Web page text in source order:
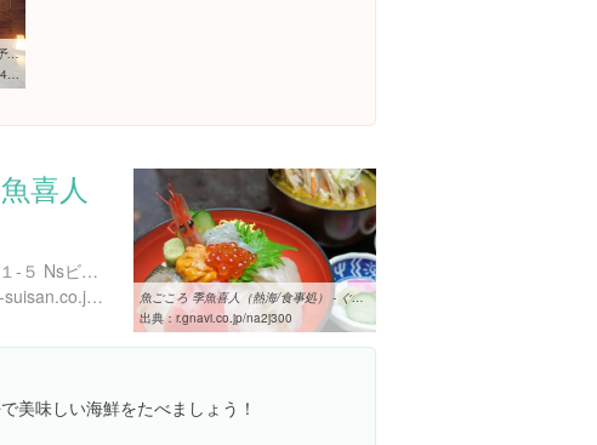
かめや楽寛の基本情報｜宿泊予約｜dトラベル
喜人
静岡県熱海市清水町１-５ Nsビル 3F
http://www.nakajima-suisan.co.jp/uogocoro.html
魚ごころ 季魚喜人（熱海/食事処） - ぐるなび
出典： r.gnavi.co.jp/na2j300
美味しい海鮮をたべましょう！